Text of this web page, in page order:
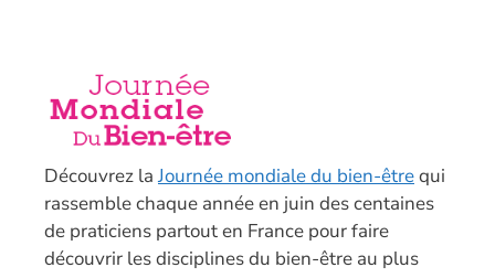
Découvrez laJournée mondiale du bien-êtrequi
rassemble chaque année en juin des centaines
de praticiens partout en France pour faire
découvrir les disciplines du bien-être au plus